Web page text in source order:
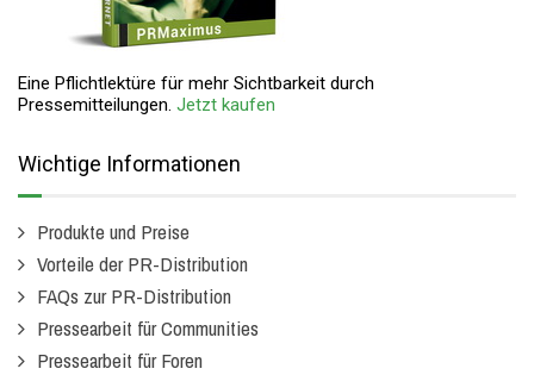
Eine Pflichtlektüre für mehr Sichtbarkeit durch
Pressemitteilungen. Jetzt kaufen
Wichtige Informationen
Produkte und Preise
Vorteile der PR-Distribution
FAQs zur PR-Distribution
Pressearbeit für Communities
Pressearbeit für Foren